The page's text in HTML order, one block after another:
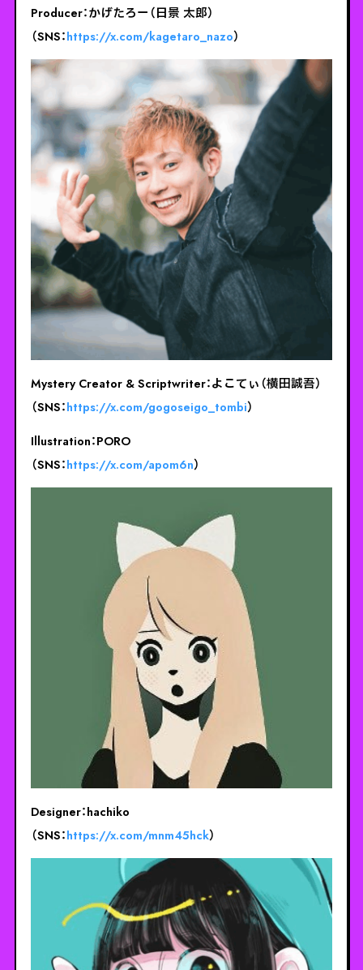
Producer：かげたろー（日景 太郎）
（SNS：https://x.com/kagetaro_nazo）
Mystery Creator & Scriptwriter：よこてぃ（横田誠吾）
（SNS：https://x.com/gogoseigo_tombi）
Illustration：PORO
（SNS：https://x.com/apom6n）
Designer：hachiko
（SNS：https://x.com/mnm45hck）